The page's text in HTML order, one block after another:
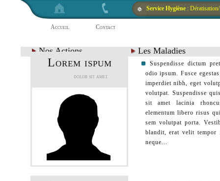
Service Hygiène :
Accueil Contact
Nos Actions Les Maladies
Lorem ispum
Suspendisse dictum
odio ipsum. Fusce
imperdiet nibh, eget
volutpat. Suspendisse
sit amet lacinia
elementum libero risus
sem volutpat porta.
blandit, erat velit
neque...
dolor sit amet